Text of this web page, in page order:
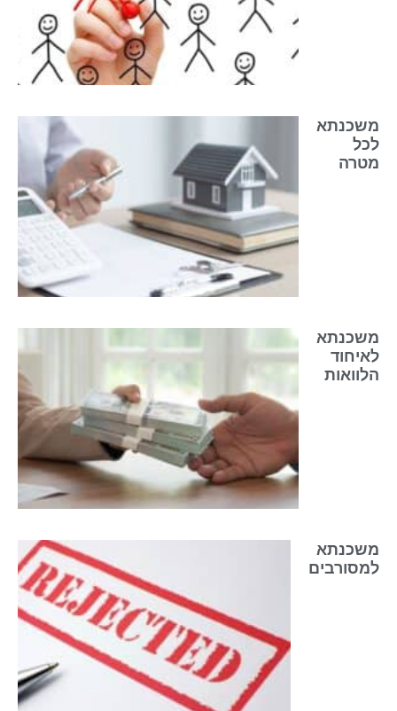
משכנתא
לכל
מטרה
משכנתא
לאיחוד
הלוואות
משכנתא
למסורבים